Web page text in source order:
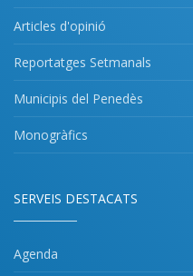
Articles d'opinió
Reportatges Setmanals
Municipis del Penedès
Monogràfics
SERVEIS DESTACATS
Agenda